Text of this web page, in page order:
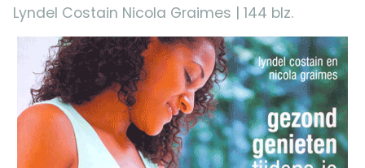
Lyndel Costain Nicola Graimes | 144 blz.